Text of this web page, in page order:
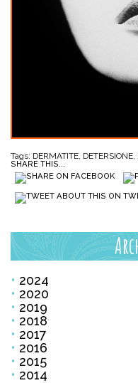
Tags: DERMATITE DETERSIONE
SHARE THIS...
2024
2020
2019
2018
2017
2016
2015
2014